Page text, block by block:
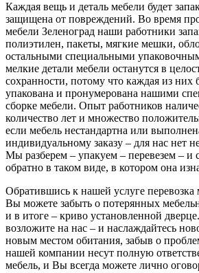
Каждая вещь и деталь мебели будет
защищена от повреждений. Во время
мебели Зеленоград наши работники
полиэтилен, пакеты, мягкие мешки,
остальными специальными
мелкие детали мебели останутся в
сохранности, потому что каждая из них
упакована и пронумерована нашими
сборке мебели. Опыт работников
количество лет и множество
если мебель нестандартна или
индивидуальному заказу – для нас нет
Мы разберем – упакуем – перевезем – и
обратно в таком виде, в котором она
Обратившись к нашей услуге перевозка
Вы можете забыть о потерянных
и в итоге – криво установленной
возложите на нас – и наслаждайтесь
новым местом обитания, забыв о
нашей компании несут полную
мебель, и Вы всегда можете лично